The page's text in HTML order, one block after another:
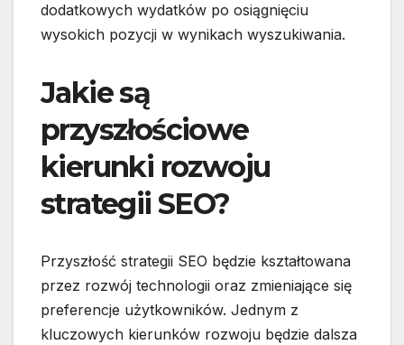
dodatkowych wydatków po osiągnięciu
wysokich pozycji w wynikach wyszukiwania.
Jakie są
przyszłościowe
kierunki rozwoju
strategii SEO?
Przyszłość strategii SEO będzie kształtowana
przez rozwój technologii oraz zmieniające się
preferencje użytkowników. Jednym z
kluczowych kierunków rozwoju będzie dalsza